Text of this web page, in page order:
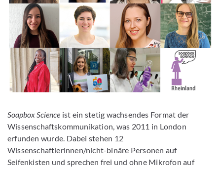
Soapbox Science ist ein stetig wachsendes Format der
Wissenschaftskommunikation, was 2011 in London
erfunden wurde. Dabei stehen 12
Wissenschaftlerinnen/nicht-binäre Personen auf
Seifenkisten und sprechen frei und ohne Mikrofon auf